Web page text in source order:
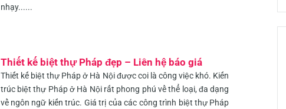
nhạy......
Thiết kế biệt thự Pháp đẹp – Liên hệ báo giá
Thiết kế biệt thự Pháp ở Hà Nội được coi là công việc khó. Kiến
trúc biệt thự Pháp ở Hà Nội rất phong phú về thể loại, đa dạng
về ngôn ngữ kiến trúc. Giá trị của các công trình biệt thự Pháp